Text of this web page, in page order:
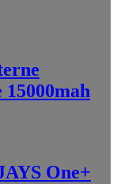
One+